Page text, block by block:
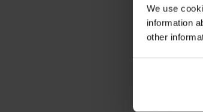
We use
information
other